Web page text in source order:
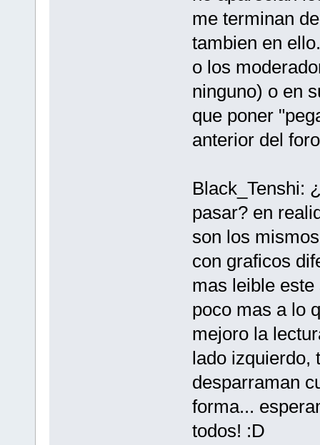
me terminan
tambien en
o los
ninguno) o en
que poner
anterior del
Black_Tenshi:
pasar? en
son los
con graficos
mas leible
poco mas a lo
mejoro la
lado izquierdo,
desparraman
forma...
todos! :D